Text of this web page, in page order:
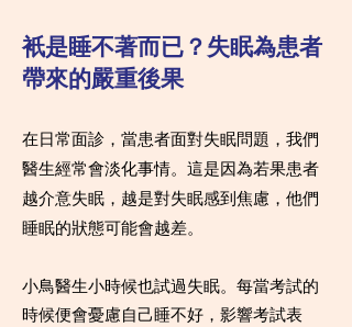
衹是睡不著而已？失眠為患者
帶來的嚴重後果
在日常面診，當患者面對失眠問題，我們
醫生經常會淡化事情。這是因為若果患者
越介意失眠，越是對失眠感到焦慮，他們
睡眠的狀態可能會越差。
小鳥醫生小時候也試過失眠。每當考試的
時候便會憂慮自己睡不好，影響考試表